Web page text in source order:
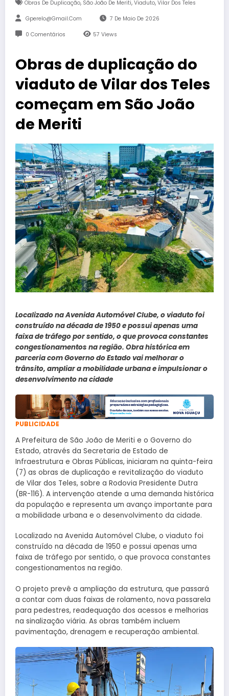
Obras De Duplicação, São João De Meriti, Viaduto, Vilar Dos Teles
Gperelo@gmail.com 7 De Maio De 2026
0 Comentários 57 Views
Obras de duplicação do
viaduto de Vilar dos Teles
começam em São João
de Meriti
Localizado na Avenida Automóvel Clube, o viaduto foi
construído na década de 1950 e possui apenas uma
faixa de tráfego por sentido, o que provoca constantes
congestionamentos na região. Obra histórica em
parceria com Governo do Estado vai melhorar o
trânsito, ampliar a mobilidade urbana e impulsionar o
desenvolvimento na cidade
PUBLICIDADE
A Prefeitura de São João de Meriti e o Governo do
Estado, através da Secretaria de Estado de
Infraestrutura e Obras Públicas, iniciaram na quinta-feira
(7) as obras de duplicação e revitalização do viaduto
de Vilar dos Teles, sobre a Rodovia Presidente Dutra
(BR-116). A intervenção atende a uma demanda histórica
da população e representa um avanço importante para
a mobilidade urbana e o desenvolvimento da cidade.
Localizado na Avenida Automóvel Clube, o viaduto foi
construído na década de 1950 e possui apenas uma
faixa de tráfego por sentido, o que provoca constantes
congestionamentos na região.
O projeto prevê a ampliação da estrutura, que passará
a contar com duas faixas de rolamento, nova passarela
para pedestres, readequação dos acessos e melhorias
na sinalização viária. As obras também incluem
pavimentação, drenagem e recuperação ambiental.